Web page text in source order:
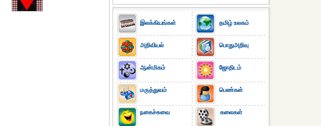
இலக்கியங்கள்
அறிவியல்
ஆன்மிகம்
மருத்துவம்
நகைச்சுவை
தமிழ் உலகம்
பொதுஅறிவு
ஜோதிடம்
பெண்கள்
கலைகள்